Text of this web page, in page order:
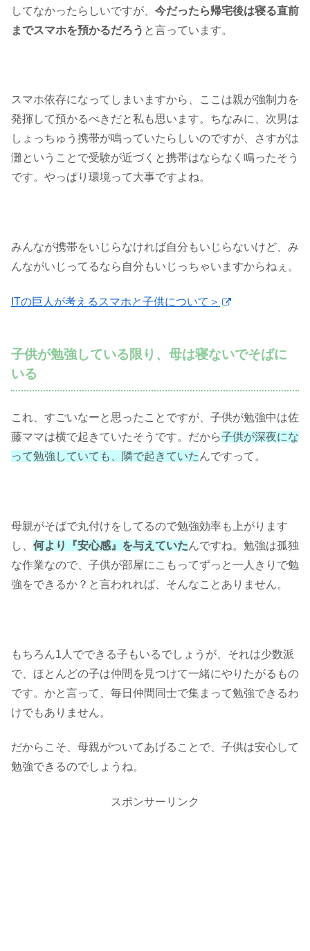
してなかったらしいですが、 今だったら帰宅後は寝る直前
までスマホを預かるだろう と言っています。
スマホ依存になってしまいますから、ここは親が強制力を
発揮して預かるべきだと私も思います。ちなみに、次男は
しょっちゅう携帯が鳴っていたらしいのですが、さすがは
灘ということで受験が近づくと携帯はならなく鳴ったそう
です。やっぱり環境って大事ですよね。
みんなが携帯をいじらなければ自分もいじらないけど、み
んながいじってるなら自分もいじっちゃいますからねぇ。
ITの巨人が考えるスマホと子供について＞
子供が勉強している限り、母は寝ないでそばに
いる
これ、すごいなーと思ったことですが、子供が勉強中は佐
藤ママは横で起きていたそうです。だから子供が深夜にな
って勉強していても、隣で起きていた んですって。
母親がそばで丸付けをしてるので勉強効率も上がります
し、 何より『安心感』を与えていたんですね。勉強は孤独
な作業なので、子供が部屋にこもってずっと一人きりで勉
強をできるか？と言われれば、そんなことありません。
もちろん1人でできる子もいるでしょうが、それは少数派
で、ほとんどの子は仲間を見つけて一緒にやりたがるもの
です。かと言って、毎日仲間同士で集まって勉強できるわ
けでもありません。
だからこそ、母親がついてあげることで、子供は安心して
勉強できるのでしょうね。
スポンサーリンク